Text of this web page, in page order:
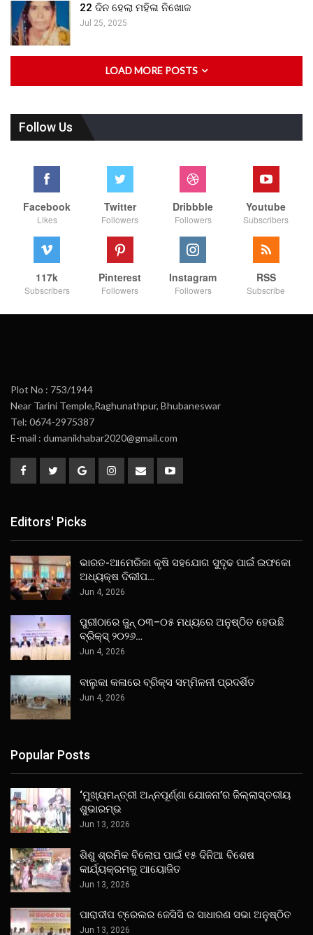
22 ଦିନ ହେଲା ମହିଳା ନିଖୋଜ
Jul 25, 2025
LOAD MORE POSTS
Follow Us
Facebook
Likes
Twitter
Followers
Dribbble
Followers
Youtube
Subscribers
117k
Subscribers
Pinterest
Followers
Instagram
Followers
RSS
Subscribe
Plot No : 753/1944
Near Tarini Temple,Raghunathpur, Bhubaneswar
Tel: 0674-2975387
E-mail : dumanikhabar2020@gmail.com
Editors' Picks
ଭାରତ-ଆମେରିକା କୃଷି ସହଯୋଗ ସୁଦୃଢ ପାଇଁ ଇଫକୋ
ଅଧ୍ୟକ୍ଷ ଦିଲୀପ…
Jun 4, 2026
ପୁରୀଠାରେ ଜୁନ୍ ୦୩–୦୫ ମଧ୍ୟରେ ଅନୁଷ୍ଠିତ ହେଉଛି
ବ୍ରିକ୍ସ୍ ୨୦୨୬…
Jun 4, 2026
ବାଲୁକା କଳାରେ ବ୍ରିକ୍ସ ସମ୍ମିଳନୀ ପ୍ରଦର୍ଶିତ
Jun 4, 2026
Popular Posts
‘ମୁଖ୍ୟମନ୍ତ୍ରୀ ଅନ୍ନପୂର୍ଣ୍ଣା ଯୋଜନା’ର ଜିଲ୍ଲାସ୍ତରୀୟ
ଶୁଭାରମ୍ଭ
Jun 13, 2026
ଶିଶୁ ଶ୍ରମିକ ବିଲୋପ ପାଇଁ ୧୫ ଦିନିଆ ବିଶେଷ
କାର୍ଯ୍ୟକ୍ରମକୁ ଆୟୋଜିତ
Jun 13, 2026
ପାରାଦୀପ ଟ୍ରେଲର ଜେସିସି ର ସାଧାରଣ ସଭା ଅନୁଷ୍ଠିତ
Jun 13, 2026